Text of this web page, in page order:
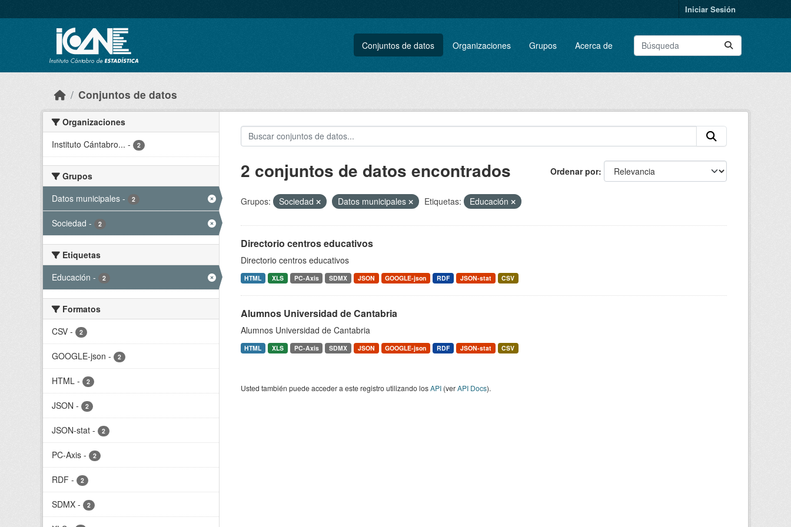
Iniciar Sesión
Conjuntos de datos Organizaciones Grupos Acerca de
Conjuntos de datos
Organizaciones
Instituto Cántabro... - 2
Grupos
Datos municipales - 2
Sociedad - 2
Etiquetas
Educación - 2
Formatos
CSV - 2
GOOGLE-json - 2
HTML - 2
JSON - 2
JSON-stat - 2
PC-Axis - 2
RDF - 2
SDMX - 2
Ordenar por
2 conjuntos de datos encontrados
Grupos: Sociedad Datos municipales Etiquetas: Educación
Directorio centros educativos
Directorio centros educativos
HTML XLS PC-Axis SDMX JSON GOOGLE-json RDF JSON-stat CSV
Alumnos Universidad de Cantabria
Alumnos Universidad de Cantabria
HTML XLS PC-Axis SDMX JSON GOOGLE-json RDF JSON-stat CSV
Usted también puede acceder a este registro utilizando losAPI(verAPI Docs).